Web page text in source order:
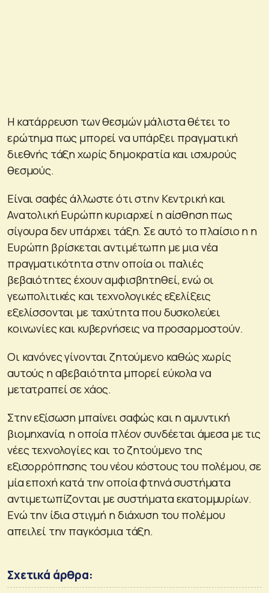
Η κατάρρευση των θεσμών μάλιστα θέτει το
ερώτημα πως μπορεί να υπάρξει πραγματική
διεθνής τάξη χωρίς δημοκρατία και ισχυρούς
θεσμούς.
Είναι σαφές άλλωστε ότι στην Κεντρική και
Ανατολική Ευρώπη κυριαρχεί η αίσθηση πως
σίγουρα δεν υπάρχει τάξη. Σε αυτό το πλαίσιο η η
Ευρώπη βρίσκεται αντιμέτωπη με μια νέα
πραγματικότητα στην οποία οι παλιές
βεβαιότητες έχουν αμφισβητηθεί, ενώ οι
γεωπολιτικές και τεχνολογικές εξελίξεις
εξελίσσονται με ταχύτητα που δυσκολεύει
κοινωνίες και κυβερνήσεις να προσαρμοστούν.
Οι κανόνες γίνονται ζητούμενο καθώς χωρίς
αυτούς η αβεβαιότητα μπορεί εύκολα να
μετατραπεί σε χάος.
Στην εξίσωση μπαίνει σαφώς και η αμυντική
βιομηχανία, η οποία πλέον συνδέεται άμεσα με τις
νέες τεχνολογίες και το ζητούμενο της
εξισορρόπησης του νέου κόστους του πολέμου, σε
μία εποχή κατά την οποία φτηνά συστήματα
αντιμετωπίζονται με συστήματα εκατομμυρίων.
Ενώ την ίδια στιγμή η διάχυση του πολέμου
απειλεί την παγκόσμια τάξη.
Σχετικά άρθρα: